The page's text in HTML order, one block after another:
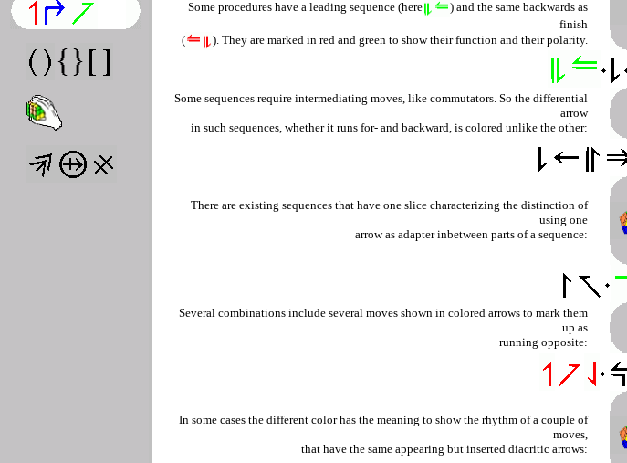
Some procedures have a leading sequence (here
) and the same backwards as
finish
(
). They are marked in red and green to show their function and their polarity.
Some sequences require intermediating moves, like commutators. So the differential
arrow
in such sequences, whether it runs for- and backward, is colored unlike the other:
There are existing sequences that have one slice characterizing the distinction of
using one
arrow as adapter inbetween parts of a sequence:
Several combinations include several moves shown in colored arrows to mark them
up as
running opposite:
In some cases the different color has the meaning to show the rhythm of a couple of
moves,
that have the same appearing but inserted diacritic arrows: